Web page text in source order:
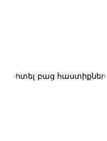
Դիտել բաց հաստիքները